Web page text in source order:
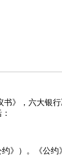
六大银行
。《公约》